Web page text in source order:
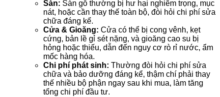
Sàn: Sàn gỗ thường bị hư hại nghiêm trọng, mục
nát, hoặc cần thay thế toàn bộ, đòi hỏi chi phí sửa
chữa đáng kể.
Cửa & Gioăng: Cửa có thể bị cong vênh, kẹt
cứng, bản lề gỉ sét nặng, và gioăng cao su bị
hỏng hoặc thiếu, dẫn đến nguy cơ rò rỉ nước, ẩm
mốc hàng hóa.
Chi phí phát sinh: Thường đòi hỏi chi phí sửa
chữa và bảo dưỡng đáng kể, thậm chí phải thay
thế nhiều bộ phận ngay sau khi mua, làm tăng
tổng chi phí đầu tư.